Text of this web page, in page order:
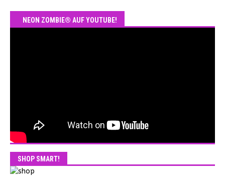
NEON ZOMBIE® AUF YOUTUBE!
SHOP SMART!